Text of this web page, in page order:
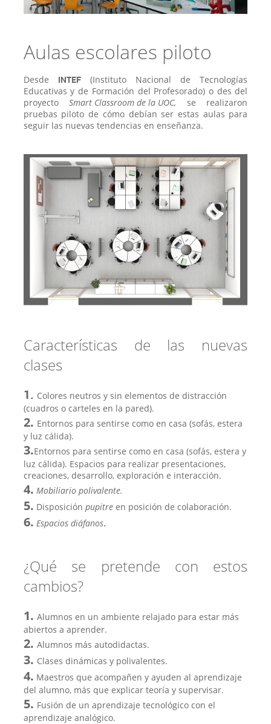
Aulas escolares piloto
Desde INTEF(Instituto Nacional de Tecnologías
Educativas y de Formación del Profesorado) o des del
proyectoSmart Classroom de la UOC, se realizaron
pruebas piloto de cómo debían ser estas aulas para
seguir las nuevas tendencias en enseñanza.
Características de las nuevas
clases
1. Colores neutros y sin elementos de distracción
(cuadros o carteles en la pared).
2. Entornos para sentirse como en casa (sofás, estera
y luz cálida).
3.Entornos para sentirse como en casa (sofás, estera y
luz cálida). Espacios para realizar presentaciones,
creaciones, desarrollo, exploración e interacción.
4. Mobiliario polivalente.
5. Disposición pupitreen posición de colaboración.
6. Espacios diáfanos.
¿Qué se pretende con estos
cambios?
1. Alumnos en un ambiente relajado para estar más
abiertos a aprender.
2. Alumnos más autodidactas.
3. Clases dinámicas y polivalentes.
4. Maestros que acompañen y ayuden al aprendizaje
del alumno, más que explicar teoría y supervisar.
5. Fusión de un aprendizaje tecnológico con el
aprendizaje analógico.